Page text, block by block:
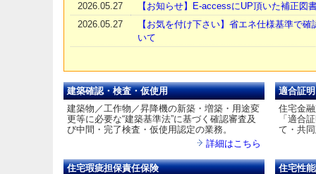
2026.05.27
【お知らせ】E-accessにUP頂いた補正図
2026.05.27
【お気を付け下さい】省エネ仕様基準で
いて
建築確認・検査・仮使用
建築物／工作物／昇降機の新築・増築・用途変
更等に必要な“建築基準法”に基づく確認審査及
び中間・完了検査・仮使用認定の業務。
詳細はこちら
適合証
住宅金
「適合
て・共
住宅瑕疵担保責任保険
住宅性